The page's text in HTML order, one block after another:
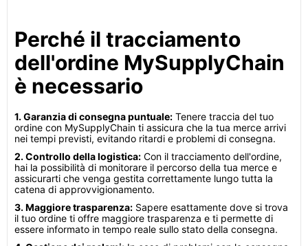
Perché il tracciamento
dell'ordine MySupplyChain
è necessario
1. Garanzia di consegna puntuale: Tenere traccia del tuo
ordine con MySupplyChain ti assicura che la tua merce arrivi
nei tempi previsti, evitando ritardi e problemi di consegna.
2. Controllo della logistica: Con il tracciamento dell'ordine,
hai la possibilità di monitorare il percorso della tua merce e
assicurarti che venga gestita correttamente lungo tutta la
catena di approvvigionamento.
3. Maggiore trasparenza: Sapere esattamente dove si trova
il tuo ordine ti offre maggiore trasparenza e ti permette di
essere informato in tempo reale sullo stato della consegna.